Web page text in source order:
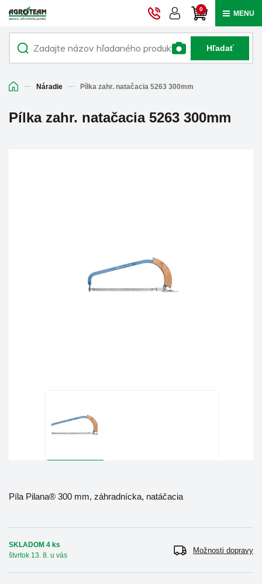
0 MENU
Hľadať
Náradie Pílka zahr. natačacia 5263 300mm
Pílka zahr. natačacia 5263 300mm
Píla Pilana® 300 mm, záhradnícka, natáčacia
SKLADOM 4 ks
štvrtok 13. 8. u vás
Možnosti dopravy